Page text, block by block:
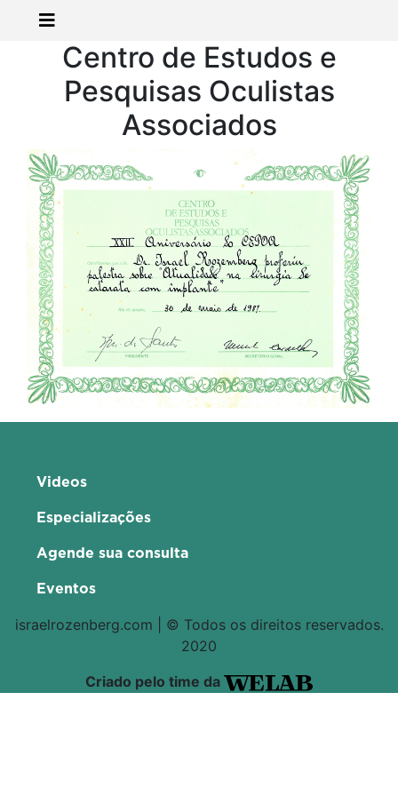
Centro de Estudos e
Pesquisas Oculistas
Associados
Videos
Especializações
Agende sua consulta
Eventos
israelrozenberg.com | © Todos os direitos reservados.
2020
Criado pelo time da